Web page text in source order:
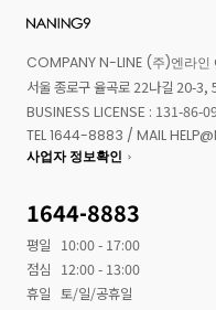
COMPANY N-LINE (주)엔라인
서울 종로구 율곡로 22나길 20-3,
BUSINESS LICENSE : 131-86-
TEL 1644-8883 / MAIL
사업자 정보확인
1644-8883
평일
10:00 - 17:00
점심
12:00 - 13:00
휴일 토/일/공휴일